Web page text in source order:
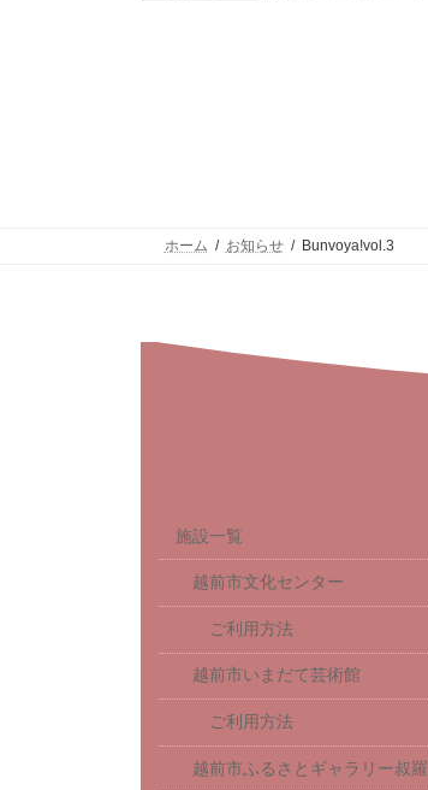
ホーム お知らせ Bunvoya!vol.3
施設一覧
越前市文化センター
ご利用方法
越前市いまだて芸術館
ご利用方法
越前市ふるさとギャラリー叔羅